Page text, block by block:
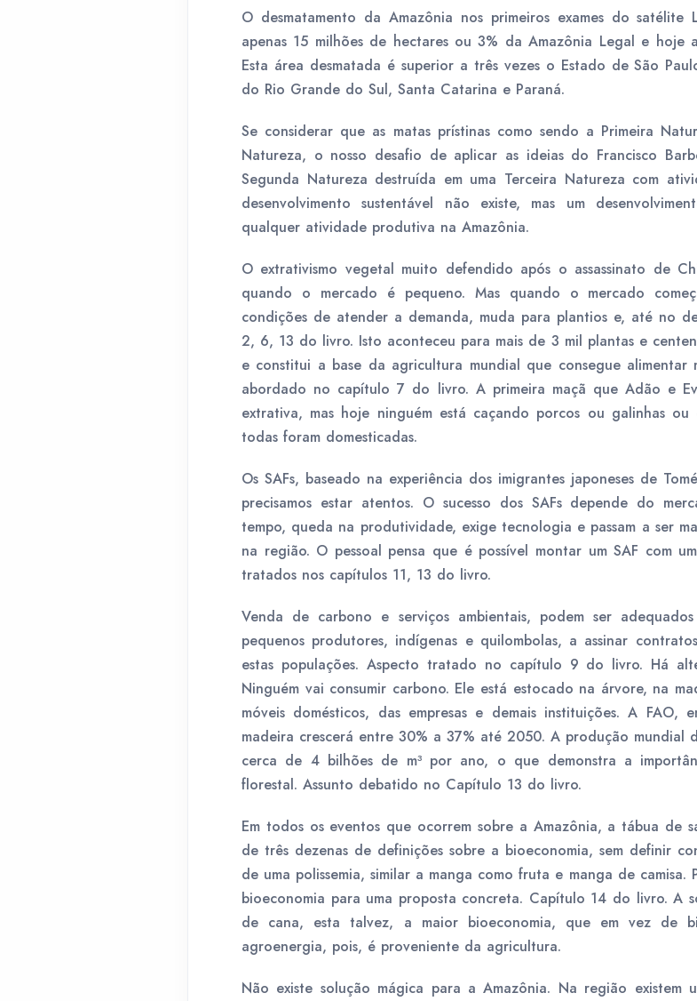
O desmatamento da Amazônia nos primeiros exames do
apenas 15 milhões de hectares ou 3% da Amazônia Legal e hoje
Esta área desmatada é superior a três vezes o Estado de São
do Rio Grande do Sul, Santa Catarina e Paraná.
Se considerar que as matas prístinas como sendo a Primeira
Natureza, o nosso desafio de aplicar as ideias do Francisco
Segunda Natureza destruída em uma Terceira Natureza com
desenvolvimento sustentável não existe, mas um
qualquer atividade produtiva na Amazônia.
O extrativismo vegetal muito defendido após o assassinato de
quando o mercado é pequeno. Mas quando o mercado
condições de atender a demanda, muda para plantios e, até no
2, 6, 13 do livro. Isto aconteceu para mais de 3 mil plantas e
e constitui a base da agricultura mundial que consegue alimentar
abordado no capítulo 7 do livro. A primeira maçã que Adão e
extrativa, mas hoje ninguém está caçando porcos ou galinhas
todas foram domesticadas.
Os SAFs, baseado na experiência dos imigrantes japoneses de
precisamos estar atentos. O sucesso dos SAFs depende do
tempo, queda na produtividade, exige tecnologia e passam a ser
na região. O pessoal pensa que é possível montar um SAF com
tratados nos capítulos 11, 13 do livro.
Venda de carbono e serviços ambientais, podem ser
pequenos produtores, indígenas e quilombolas, a assinar
estas populações. Aspecto tratado no capítulo 9 do livro. Há
Ninguém vai consumir carbono. Ele está estocado na árvore, na
móveis domésticos, das empresas e demais instituições. A
madeira crescerá entre 30% a 37% até 2050. A produção mundial
cerca de 4 bilhões de m³ por ano, o que demonstra a
florestal. Assunto debatido no Capítulo 13 do livro.
Em todos os eventos que ocorrem sobre a Amazônia, a tábua de
de três dezenas de definições sobre a bioeconomia, sem definir
de uma polissemia, similar a manga como fruta e manga de camisa.
bioeconomia para uma proposta concreta. Capítulo 14 do livro. A
de cana, esta talvez, a maior bioeconomia, que em vez de
agroenergia, pois, é proveniente da agricultura.
Não existe solução mágica para a Amazônia. Na região existem